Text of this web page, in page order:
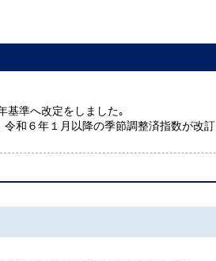
準へ改定をしました｡
和６年１月以降の季節調整済指数が改訂